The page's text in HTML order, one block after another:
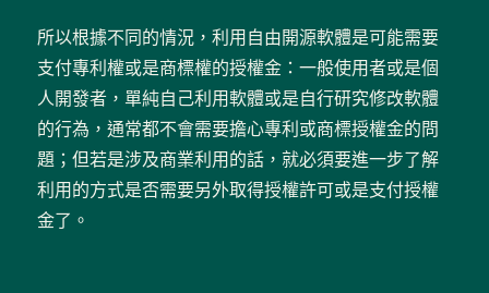
所以根據不同的情況，利用自由開源軟體是可能需要
支付專利權或是商標權的授權金：一般使用者或是個
人開發者，單純自己利用軟體或是自行研究修改軟體
的行為，通常都不會需要擔心專利或商標授權金的問
題；但若是涉及商業利用的話，就必須要進一步了解
利用的方式是否需要另外取得授權許可或是支付授權
金了。